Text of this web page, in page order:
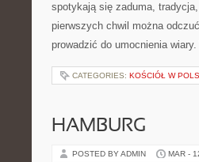
spotykają się zaduma,
pierwszych chwil można
prowadzić do umocnienia
CATEGORIES: KOŚCIÓŁ W
HAMBURG
POSTED BY ADMIN MAR -